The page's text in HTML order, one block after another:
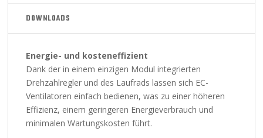
DOWNLOADS
Energie- und kosteneffizient
Dank der in einem einzigen Modul integrierten
Drehzahlregler und des Laufrads lassen sich EC-
Ventilatoren einfach bedienen, was zu einer höheren
Effizienz, einem geringeren Energieverbrauch und
minimalen Wartungskosten führt.